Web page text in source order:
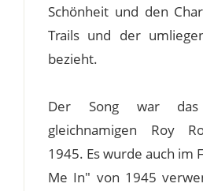
Schönheit und den
Trails und der
bezieht.
Der Song war
gleichnamigen Roy
1945. Es wurde auch im
Me In" von 1945